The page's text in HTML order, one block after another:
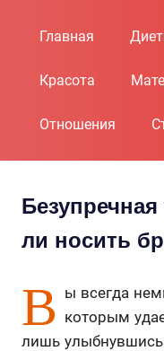
Главная
Красота
Отношения
ли носить
В
ы всегда
которым
лишь